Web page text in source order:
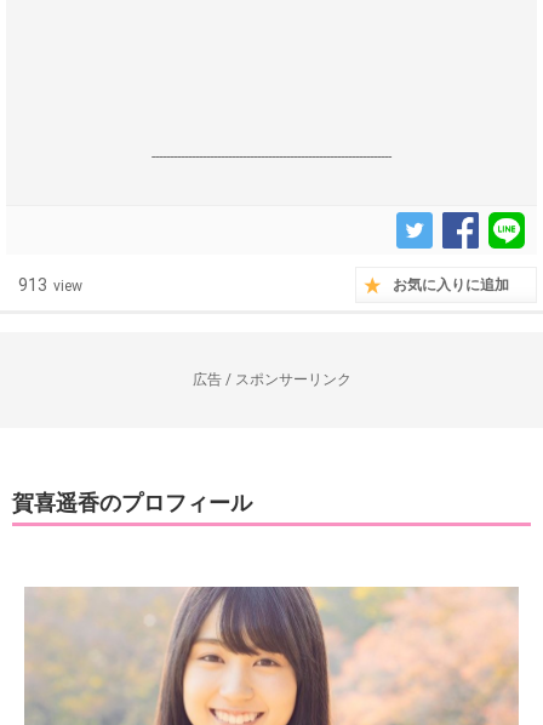
------------------------------------------------------------------
913 view お気に入りに追加
広告 / スポンサーリンク
賀喜遥香のプロフィール